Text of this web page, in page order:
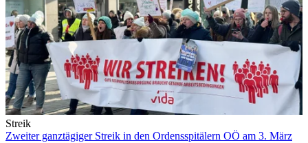
Streik
Zweiter ganztägiger Streik in den Ordensspitälern OÖ am 3. März